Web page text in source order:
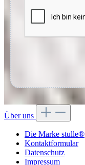
Über uns
Die Marke stulle®
Kontaktformular
Datenschutz
Impressum